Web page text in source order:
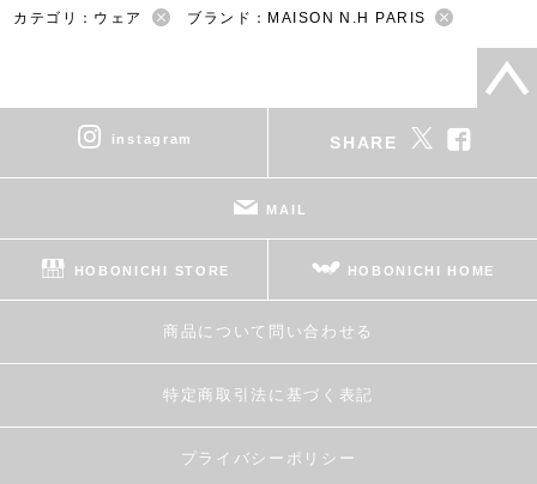
カテゴリ：ウェア ブランド：MAISON N.H PARIS
instagram SHARE
MAIL
HOBONICHI STORE HOBONICHI HOME
商品について問い合わせる
特定商取引法に基づく表記
プライバシーポリシー